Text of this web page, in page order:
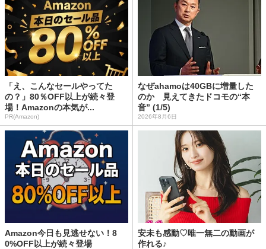
「え、こんなセールやってた
の？」80％OFF以上が続々登
場！Amazonの本気が...
PR(Amazon)
なぜahamoは40GBに増量した
のか 見えてきたドコモの“本
音” (1/5)
2026年8月6日
Amazon今日も見逃せない！8
0%OFF以上が続々登場
安未も感動♡唯一無二の動画が
作れる♪